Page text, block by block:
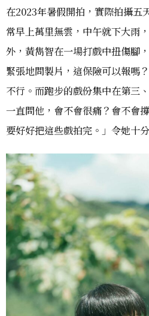
在2023年暑假開拍，實際拍攝五
常早上萬里無雲，中午就下大雨
外，黃雋智在一場打戲中扭傷腳
緊張地問製片，這保險可以報嗎
不行。而跑步的戲份集中在第三
一直問他，會不會很痛？會不會
要好好把這些戲拍完。」令她十